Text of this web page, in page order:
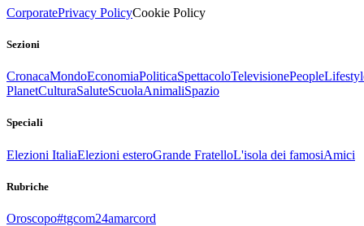
CorporatePrivacy PolicyCookie Policy
Sezioni
CronacaMondoEconomiaPoliticaSpettacoloTelevisionePeople
PlanetCulturaSaluteScuolaAnimaliSpazio
Speciali
Elezioni ItaliaElezioni esteroGrande FratelloL'isola dei famosiAmici
Rubriche
Oroscopo#tgcom24amarcord